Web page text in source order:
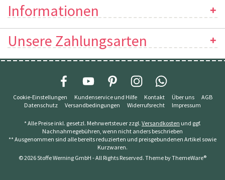
Informationen
Unsere Zahlungsarten
Cookie-Einstellungen Kundenservice und Hilfe Kontakt Über uns
AGB
Datenschutz
Versandbedingungen Widerrufsrecht Impressum
* Alle Preise inkl. gesetzl. Mehrwertsteuer zzgl. Versandkosten und ggf.
Nachnahmegebühren, wenn nicht anders beschrieben
** Ausgenommen sind alle bereits reduzierten und preisgebundenen Artikel sowie
Kurzwaren.
© 2026 Stoffe Werning GmbH - All Rights Reserved. Theme byThemeWare®